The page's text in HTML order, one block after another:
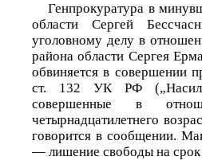
Генпрокуратура в
области Сергей
уголовному делу в
района области Сергея
обвиняется в совершении
ст. 132 УК РФ
совершенные в
четырнадцатилетнего
говорится в сообщении.
— лишение свободы на срок